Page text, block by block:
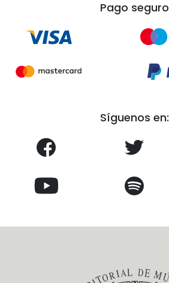
Pago seguro
Síguenos en: